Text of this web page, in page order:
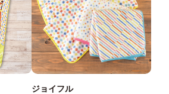
ジョイフル